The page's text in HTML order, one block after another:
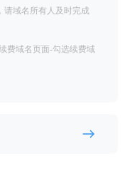
请域名所有人及时完成
费域名页面-勾选续费域